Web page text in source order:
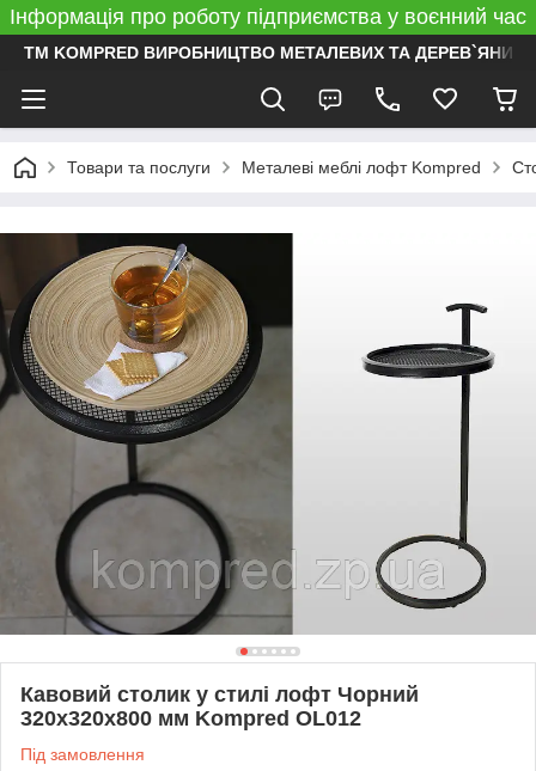
Інформація про роботу підприємства у воєнний час
ТМ KOMPRED ВИРОБНИЦТВО МЕТАЛЕВИХ ТА ДЕРЕВ`ЯНИХ
Товари та послуги Металеві меблі лофт Kompred
Кавовий столик у стилі лофт Чорний
320х320х800 мм Kompred OL012
Під замовлення